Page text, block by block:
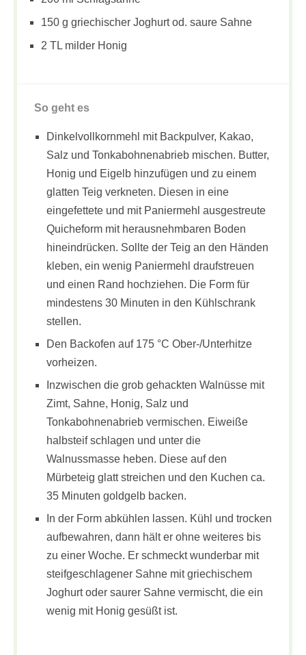
150 g griechischer Joghurt od. saure Sahne
2 TL milder Honig
So geht es
Dinkelvollkornmehl mit Backpulver, Kakao,
Salz und Tonkabohnenabrieb mischen. Butter,
Honig und Eigelb hinzufügen und zu einem
glatten Teig verkneten. Diesen in eine
eingefettete und mit Paniermehl ausgestreute
Quicheform mit herausnehmbaren Boden
hineindrücken. Sollte der Teig an den Händen
kleben, ein wenig Paniermehl draufstreuen
und einen Rand hochziehen. Die Form für
mindestens 30 Minuten in den Kühlschrank
stellen.
Den Backofen auf 175 °C Ober-/Unterhitze
vorheizen.
Inzwischen die grob gehackten Walnüsse mit
Zimt, Sahne, Honig, Salz und
Tonkabohnenabrieb vermischen. Eiweiße
halbsteif schlagen und unter die
Walnussmasse heben. Diese auf den
Mürbeteig glatt streichen und den Kuchen ca.
35 Minuten goldgelb backen.
In der Form abkühlen lassen. Kühl und trocken
aufbewahren, dann hält er ohne weiteres bis
zu einer Woche. Er schmeckt wunderbar mit
steifgeschlagener Sahne mit griechischem
Joghurt oder saurer Sahne vermischt, die ein
wenig mit Honig gesüßt ist.